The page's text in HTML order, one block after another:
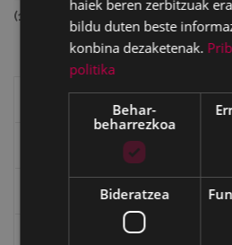
(11768155 bytes)
"Eibar" rebista sarean
Goi Argi aldizkaria
haiek beren zerbitzuak
bildu duten beste
konbina dezaketenak.
politika
Behar-
beharrezkoa
Bideratzea